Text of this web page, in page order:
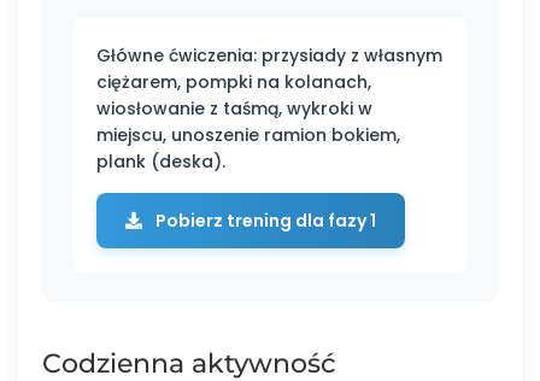
Główne ćwiczenia: przysiady z własnym
ciężarem, pompki na kolanach,
wiosłowanie z taśmą, wykroki w
miejscu, unoszenie ramion bokiem,
plank (deska).
Pobierz trening dla fazy 1
Codzienna aktywność